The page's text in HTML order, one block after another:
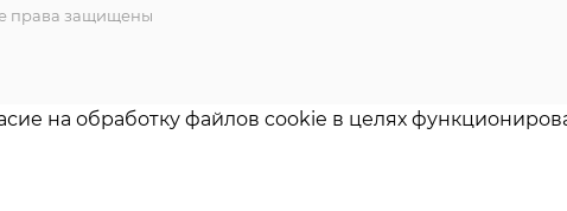
права защищены
на обработку файлов cookie в целях